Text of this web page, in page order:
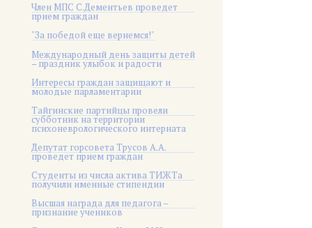
Член МПС С.Дементьев проведет
прием граждан
"За победой еще вернемся!"
Международный день защиты детей
– праздник улыбок и радости
Интересы граждан защищают и
молодые парламентарии
Тайгинские партийцы провели
субботник на территории
психоневрологического интерната
Депутат горсовета Трусов А.А.
проведет прием граждан
Студенты из числа актива ТИЖТа
получили именные стипендии
Высшая награда для педагога –
признание учеников